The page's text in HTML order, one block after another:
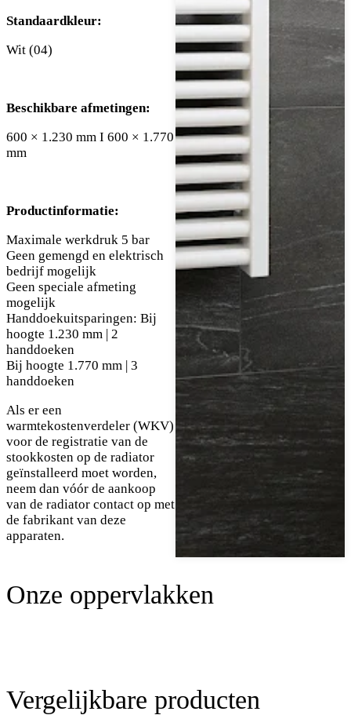
Standaardkleur:
Wit (04)
Beschikbare afmetingen:
600 × 1.230 mm I 600 × 1.770
mm
Productinformatie:
Maximale werkdruk 5 bar
Geen gemengd en elektrisch
bedrijf mogelijk
Geen speciale afmeting
mogelijk
Handdoekuitsparingen: Bij
hoogte 1.230 mm | 2
handdoeken
Bij hoogte 1.770 mm | 3
handdoeken
Als er een
warmtekostenverdeler (WKV)
voor de registratie van de
stookkosten op de radiator
geïnstalleerd moet worden,
neem dan vóór de aankoop
van de radiator contact op met
de fabrikant van deze
apparaten.
Onze oppervlakken
Vergelijkbare producten